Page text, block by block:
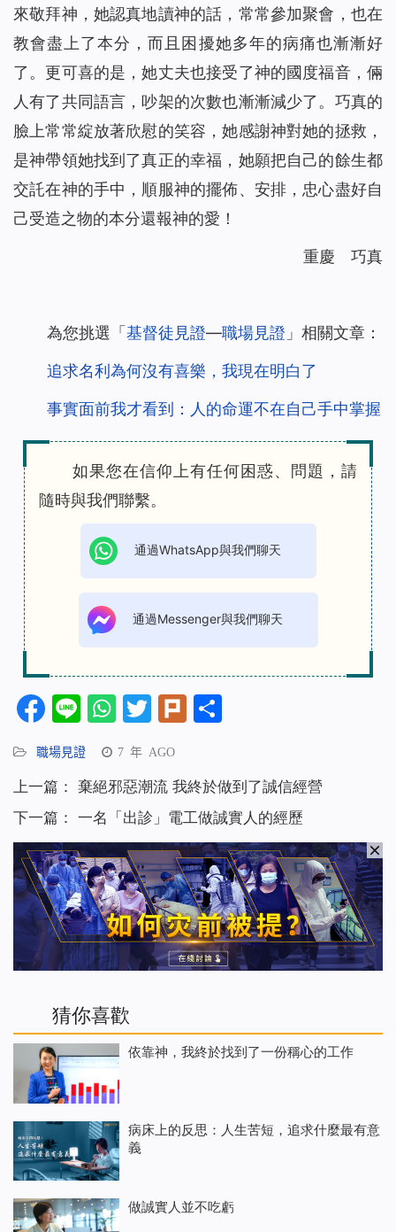
來敬拜神，她認真地讀神的話，常常參加聚會，也在
教會盡上了本分，而且困擾她多年的病痛也漸漸好
了。更可喜的是，她丈夫也接受了神的國度福音，倆
人有了共同語言，吵架的次數也漸漸減少了。巧真的
臉上常常綻放著欣慰的笑容，她感謝神對她的拯救，
是神帶領她找到了真正的幸福，她願把自己的餘生都
交託在神的手中，順服神的擺佈、安排，忠心盡好自
己受造之物的本分還報神的愛！
重慶 巧真
為您挑選「 基督徒見證—職場見證 」相關文章：
追求名利為何沒有喜樂，我現在明白了
事實面前我才看到：人的命運不在自己手中掌握
如果您在信仰上有任何困惑、問題，請
隨時與我們聯繫。
通過WhatsApp與我們聊天
通過Messenger與我們聊天
Facebook
LineWhatsApp
Twitter
Plurk
職場見證 7 年 AGO
上一篇： 棄絕邪惡潮流 我終於做到了誠信經營
下一篇： 一名「出診」電工做誠實人的經歷
猜你喜歡
依靠神，我終於找到了一份稱心的工作
病床上的反思：人生苦短，追求什麼最有意
義
做誠實人並不吃虧